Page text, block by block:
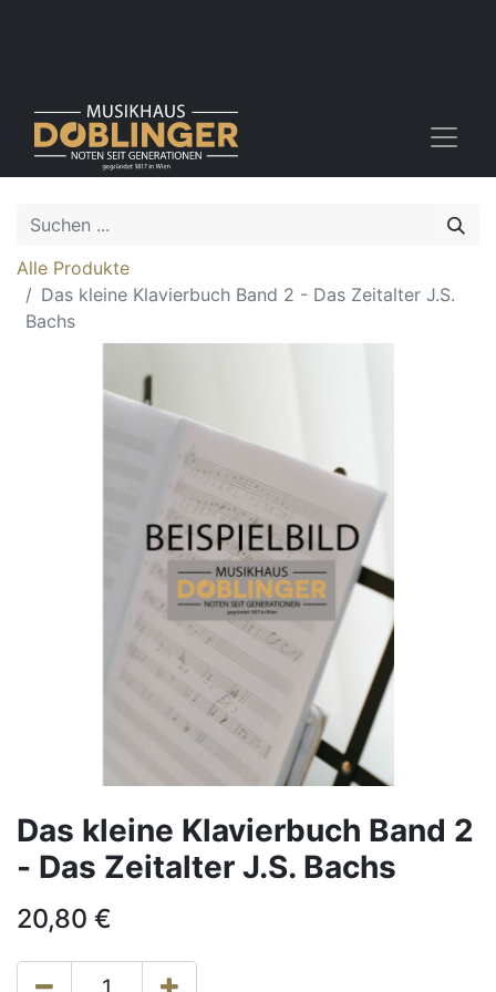
Alle Produkte
Das kleine Klavierbuch Band 2 - Das Zeitalter J.S.
Bachs
Das kleine Klavierbuch Band 2
- Das Zeitalter J.S. Bachs
20,80 €